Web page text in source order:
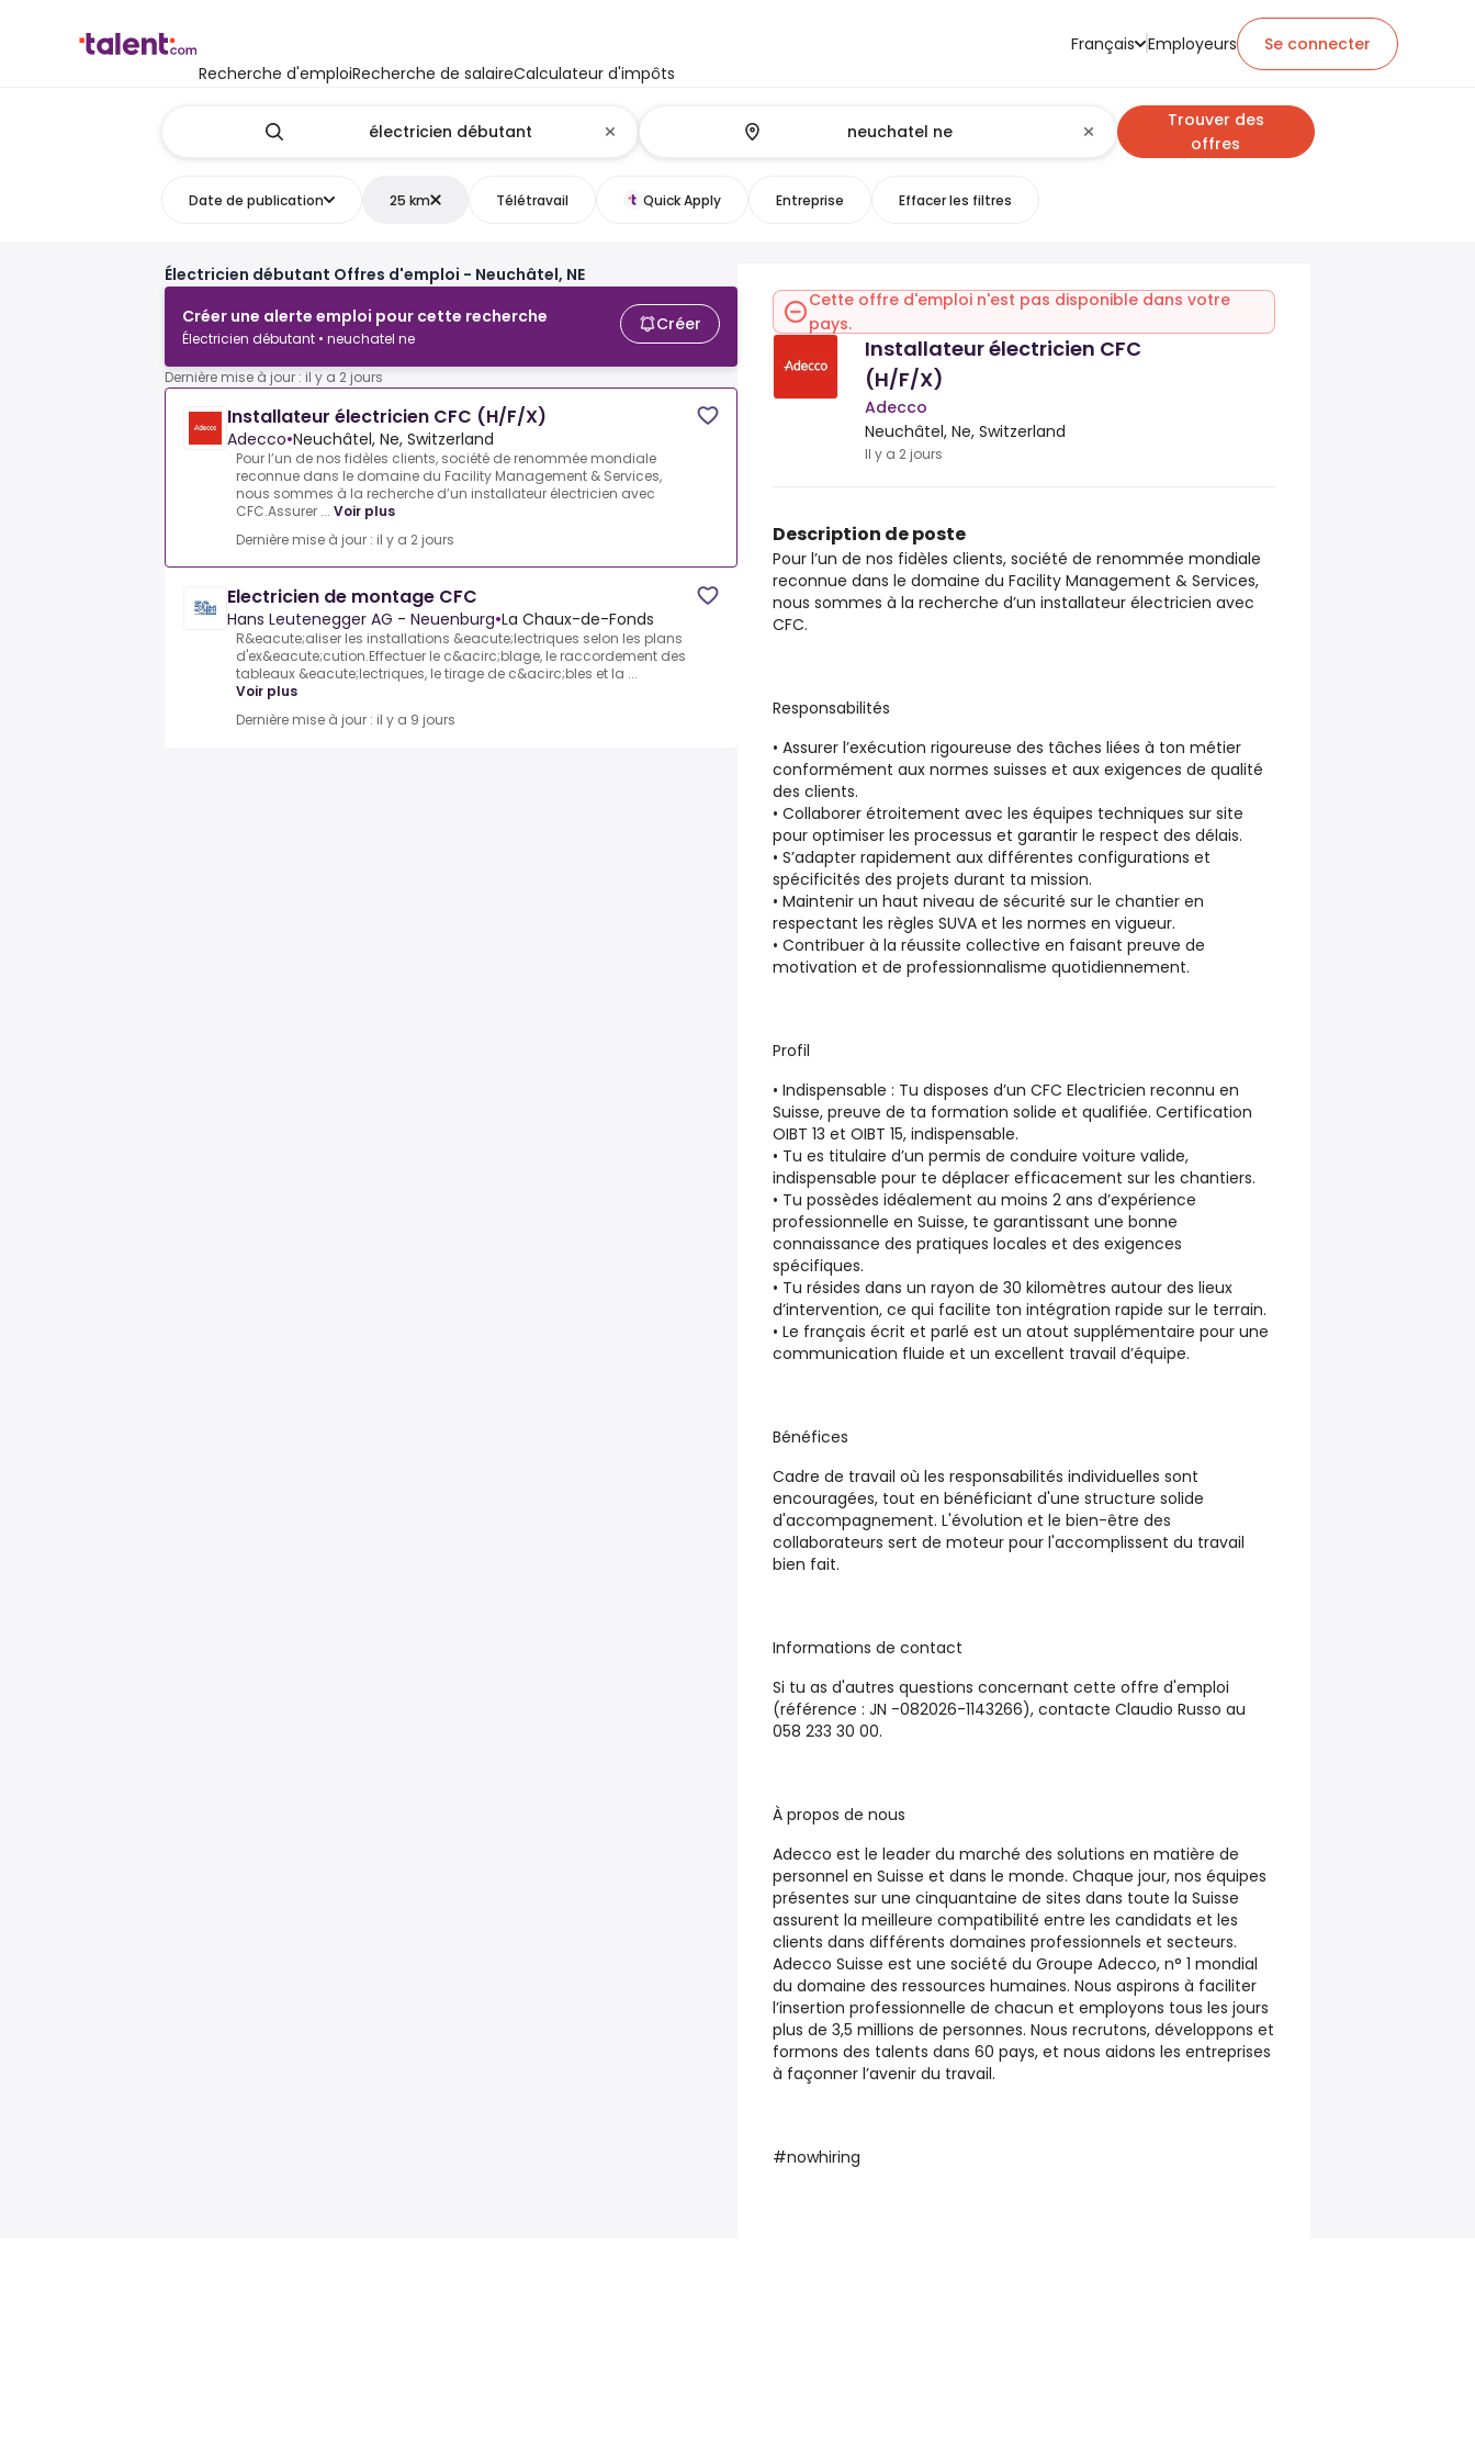
Recherche d'emploiRecherche de salaireCalculateur d'impôts
Français Employeurs Se connecter
Trouver des
offres
Date de publication 25 km Télétravail Quick Apply Entreprise Effacer les filtres
Électricien débutant Offres d'emploi - Neuchâtel, NE
Créer une alerte emploi pour cette recherche
Électricien débutant • neuchatel ne
Créer
Dernière mise à jour : il y a 2 jours
Installateur électricien CFC (H/F/X)
Adecco•Neuchâtel, Ne, Switzerland
Pour l’un de nos fidèles clients, société de renommée mondiale
reconnue dans le domaine du Facility Management & Services,
nous sommes à la recherche d’un installateur électricien avec
CFC.Assurer ... Voir plus
Dernière mise à jour : il y a 2 jours
Electricien de montage CFC
Hans Leutenegger AG - Neuenburg•La Chaux-de-Fonds
R&eacute;aliser les installations &eacute;lectriques selon les plans
d'ex&eacute;cution.Effectuer le c&acirc;blage, le raccordement des
tableaux &eacute;lectriques, le tirage de c&acirc;bles et la ...
Voir plus
Dernière mise à jour : il y a 9 jours
Cette offre d'emploi n'est pas disponible dans votre
pays.
Installateur électricien CFC
(H/F/X)
Adecco
Neuchâtel, Ne, Switzerland
Il y a 2 jours
Description de poste
Pour l’un de nos fidèles clients, société de renommée mondiale
reconnue dans le domaine du Facility Management & Services,
nous sommes à la recherche d’un installateur électricien avec
CFC.
Responsabilités
• Assurer l’exécution rigoureuse des tâches liées à ton métier
conformément aux normes suisses et aux exigences de qualité
des clients.
• Collaborer étroitement avec les équipes techniques sur site
pour optimiser les processus et garantir le respect des délais.
• S’adapter rapidement aux différentes configurations et
spécificités des projets durant ta mission.
• Maintenir un haut niveau de sécurité sur le chantier en
respectant les règles SUVA et les normes en vigueur.
• Contribuer à la réussite collective en faisant preuve de
motivation et de professionnalisme quotidiennement.
Profil
• Indispensable : Tu disposes d’un CFC Electricien reconnu en
Suisse, preuve de ta formation solide et qualifiée. Certification
OIBT 13 et OIBT 15, indispensable.
• Tu es titulaire d’un permis de conduire voiture valide,
indispensable pour te déplacer efficacement sur les chantiers.
• Tu possèdes idéalement au moins 2 ans d’expérience
professionnelle en Suisse, te garantissant une bonne
connaissance des pratiques locales et des exigences
spécifiques.
• Tu résides dans un rayon de 30 kilomètres autour des lieux
d’intervention, ce qui facilite ton intégration rapide sur le terrain.
• Le français écrit et parlé est un atout supplémentaire pour une
communication fluide et un excellent travail d’équipe.
Bénéfices
Cadre de travail où les responsabilités individuelles sont
encouragées, tout en bénéficiant d'une structure solide
d'accompagnement. L'évolution et le bien-être des
collaborateurs sert de moteur pour l'accomplissent du travail
bien fait.
Informations de contact
Si tu as d'autres questions concernant cette offre d'emploi
(référence : JN -082026-1143266), contacte Claudio Russo au
058 233 30 00.
À propos de nous
Adecco est le leader du marché des solutions en matière de
personnel en Suisse et dans le monde. Chaque jour, nos équipes
présentes sur une cinquantaine de sites dans toute la Suisse
assurent la meilleure compatibilité entre les candidats et les
clients dans différents domaines professionnels et secteurs.
Adecco Suisse est une société du Groupe Adecco, n° 1 mondial
du domaine des ressources humaines. Nous aspirons à faciliter
l’insertion professionnelle de chacun et employons tous les jours
plus de 3,5 millions de personnes. Nous recrutons, développons et
formons des talents dans 60 pays, et nous aidons les entreprises
à façonner l’avenir du travail.
#nowhiring